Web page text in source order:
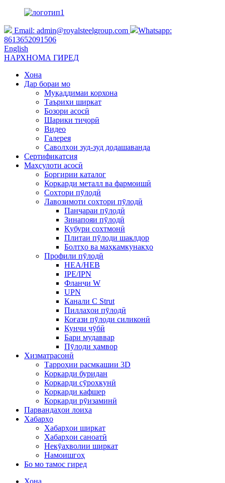
Email: admin@royalsteelgroup.com
Whatsapp:
8613652091506
English
НАРХНОМА ГИРЕД
Хона
Дар бораи мо
Муқаддимаи корхона
Таърихи ширкат
Бозори асосӣ
Шарики тиҷорӣ
Видео
Галерея
Саволҳои зуд-зуд додашаванда
Сертификатсия
Маҳсулоти асосӣ
Боргирии каталог
Коркарди металл ва фармоишӣ
Сохтори пӯлодӣ
Лавозимоти сохтори пӯлодӣ
Панҷараи пӯлодӣ
Зинапояи пӯлодӣ
Қубури сохтмонӣ
Плитаи пӯлоди шаклдор
Болтҳо ва маҳкамкунакҳо
Профили пӯлодӣ
HEA/HEB
IPE/IPN
Фланҷи W
UPN
Канали C Strut
Пиллаҳои пӯлодӣ
Коғази пӯлоди силиконӣ
Кунҷи чӯбӣ
Бари мудаввар
Пӯлоди ҳамвор
Хизматрасонӣ
Тарроҳии расмкашии 3D
Коркарди буридан
Коркарди сӯрохкунӣ
Коркарди кафшер
Коркарди рӯизаминӣ
Парвандаҳои лоиҳа
Хабарҳо
Хабарҳои ширкат
Хабарҳои саноатӣ
Некӯаҳволии ширкат
Намоишгоҳ
Бо мо тамос гиред
Хона